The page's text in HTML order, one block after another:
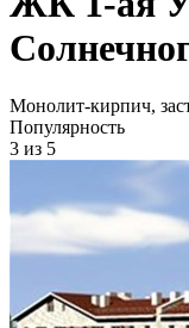
Монолит-кирпич,
Популярность
3 из 5